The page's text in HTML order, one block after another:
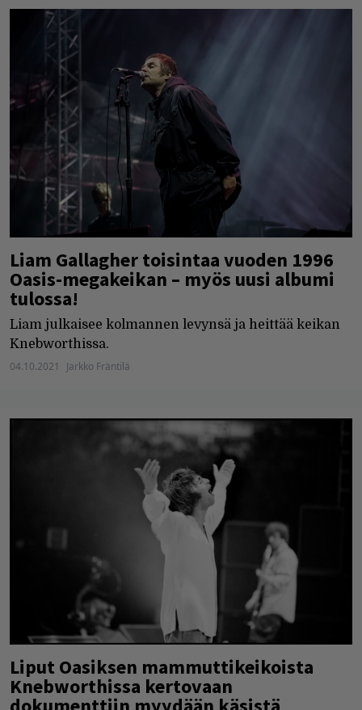
Liam Gallagher toisintaa vuoden 1996
Oasis-megakeikan – myös uusi albumi
tulossa!
Liam julkaisee kolmannen levynsä ja heittää keikan
Knebworthissa.
04.10.2021 Jarkko Fräntilä
Liput Oasiksen mammuttikeikoista
Knebworthissa kertovaan